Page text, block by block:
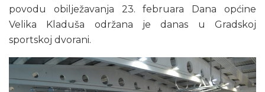
povodu obilježavanja 23. februara Dana općine
Velika Kladuša održana je danas u Gradskoj
sportskoj dvorani.